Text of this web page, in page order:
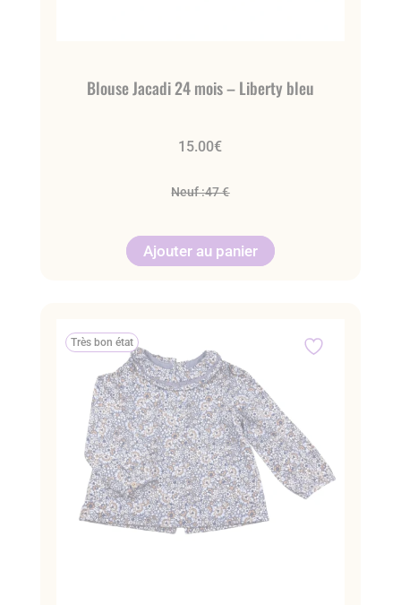
Blouse Jacadi 24 mois – Liberty bleu
15.00€
Neuf :47 €
Ajouter au panier
Très bon état